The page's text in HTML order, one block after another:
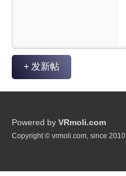
+ 发新帖
Powered by VRmoli.com
Copyright © vrmoli.com, since 2010.